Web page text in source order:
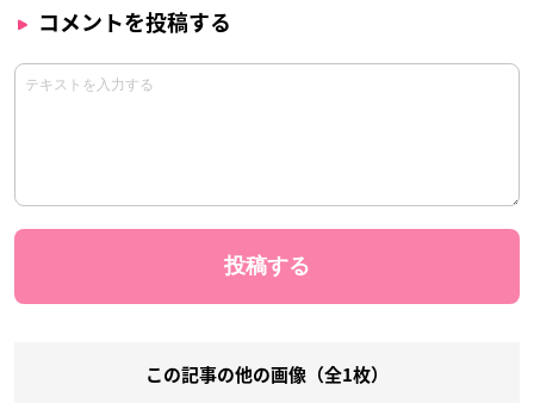
コメントを投稿する
この記事の他の画像（全1枚）